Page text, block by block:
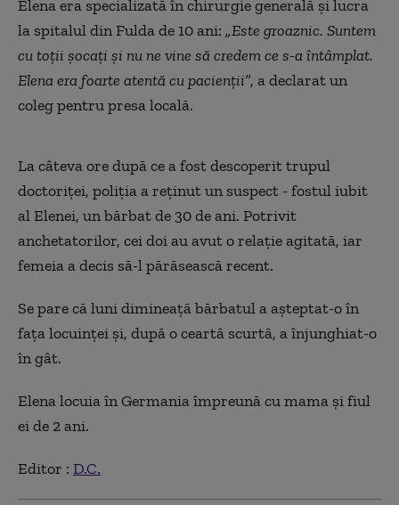
Elena era specializată în chirurgie generală și lucra
la spitalul din Fulda de 10 ani: „Este groaznic. Suntem
cu toții șocați și nu ne vine să credem ce s-a întâmplat.
Elena era foarte atentă cu pacienții”, a declarat un
coleg pentru presa locală.
La câteva ore după ce a fost descoperit trupul
doctoriței, poliția a reținut un suspect - fostul iubit
al Elenei, un bărbat de 30 de ani. Potrivit
anchetatorilor, cei doi au avut o relație agitată, iar
femeia a decis să-l părăsească recent.
Se pare că luni dimineață bărbatul a așteptat-o în
fața locuinței și, după o ceartă scurtă, a înjunghiat-o
în gât.
Elena locuia în Germania împreună cu mama și fiul
ei de 2 ani.
Editor : D.C.